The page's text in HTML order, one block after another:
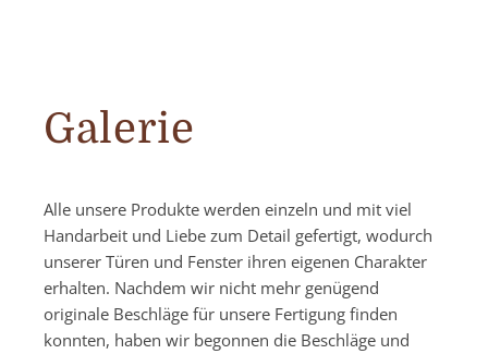
Galerie
Alle unsere Produkte werden einzeln und mit viel
Handarbeit und Liebe zum Detail gefertigt, wodurch
unserer Türen und Fenster ihren eigenen Charakter
erhalten. Nachdem wir nicht mehr genügend
originale Beschläge für unsere Fertigung finden
konnten, haben wir begonnen die Beschläge und